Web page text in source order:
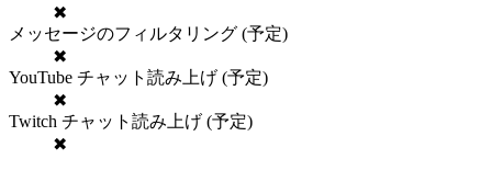
✖
メッセージのフィルタリング (予定)
✖
YouTube チャット読み上げ (予定)
✖
Twitch チャット読み上げ (予定)
✖